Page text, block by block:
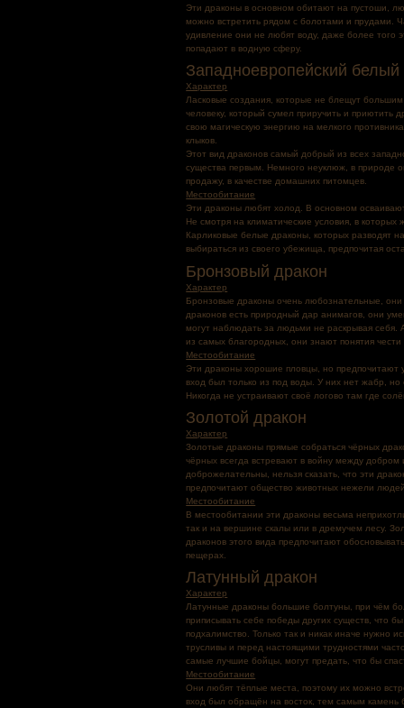
Эти драконы в основном обитают на пустоши,
можно встретить рядом с болотами и прудами.
удивление они не любят воду, даже более того
попадают в водную сферу.
Западноевропейский белый
Характер
Ласковые создания, которые не блещут
человеку, который сумел приручить и
свою магическую энергию на мелкого
клыков.
Этот вид драконов самый добрый из всех
существа первым. Немного неуклюж, в природе
продажу, в качестве домашних питомцев.
Местообитание
Эти драконы любят холод. В основном
Не смотря на климатические условия, в
Карликовые белые драконы, которых разводят
выбираться из своего убежища, предпочитая
Бронзовый дракон
Характер
Бронзовые драконы очень любознательные, они
драконов есть природный дар анимагов, они
могут наблюдать за людьми не раскрывая себя.
из самых благородных, они знают понятия чести
Местообитание
Эти драконы хорошие пловцы, но предпочитают
вход был только из под воды. У них нет жабр,
Никогда не устраивают своё логово там где
Золотой дракон
Характер
Золотые драконы прямые собраться чёрных
чёрных всегда встревают в войну между
доброжелательны, нельзя сказать, что эти
предпочитают общество животных нежели
Местообитание
В местообитании эти драконы весьма
так и на вершине скалы или в дремучем лесу.
драконов этого вида предпочитают
пещерах.
Латунный дракон
Характер
Латунные драконы большие болтуны, при чём
приписывать себе победы других существ, что
подхалимство. Только так и никак иначе нужно
трусливы и перед настоящими трудностями
самые лучшие бойцы, могут предать, что бы
Местообитание
Они любят тёплые места, поэтому их можно
вход был обращён на восток, тем самым камень